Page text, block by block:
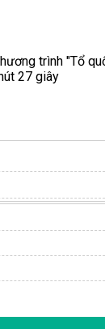
trình "Tổ
27 giây